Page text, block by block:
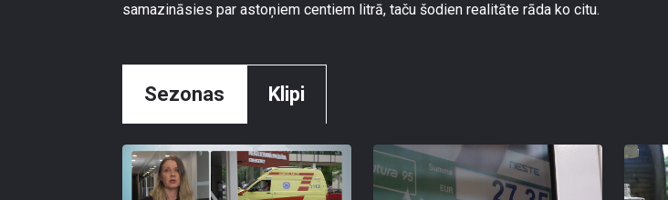
samazināsies par astoņiem centiem litrā, taču šodien realitāte rāda ko citu.
Sezonas Klipi